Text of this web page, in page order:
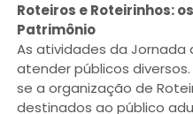
Roteiros e Roteirinhos:
Patrimônio
As atividades da Jornada
atender públicos
se a organização de
destinados ao público